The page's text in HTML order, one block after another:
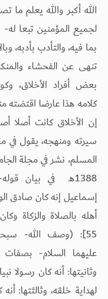
الله أكبر والله يعلم ما
لجميع المؤمنين تبعا له-
بما فيه، والتأدب بأدبه،
تنهى عن الفحشاء
بعض أفراد الأخلاق،
كلامه هذا عارضا اقتضته
إن الأخلاق كانت أصلا
سيرته ومنهجه، يقول في
المسلم، نشر في مجلة
1388هـ في بيان
إسماعيل إنه كان صادق
55]: (وصف الله-
عليهما السلام- بصفات
وثانيتها: أنه كان رسولا
لهداية خلقه، وثالثتها: